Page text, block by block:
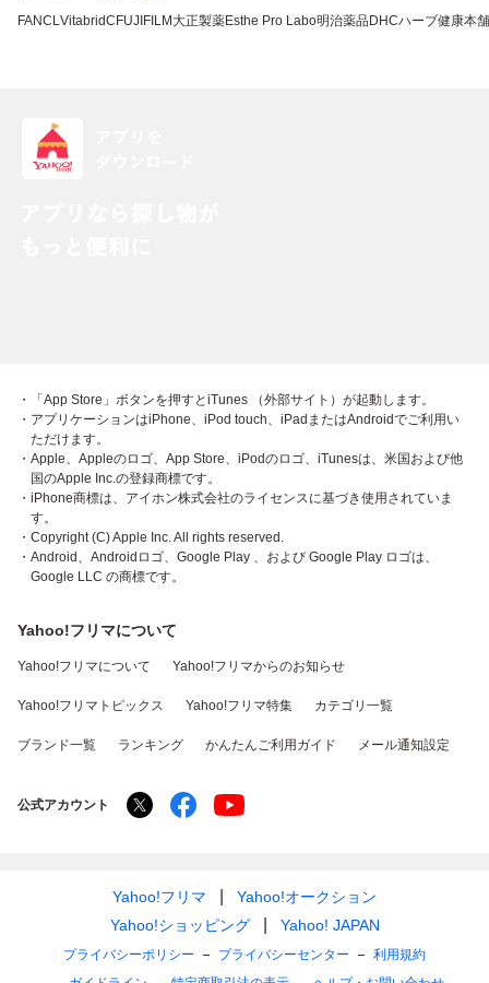
FANCLVitabridC FUJIFILM 大正製薬Esthe Pro Labo明治薬品DHCハーブ健康本舗
・「App Store」ボタンを押すとiTunes （外部サイト）が起動します。
・アプリケーションはiPhone、iPod touch、iPadまたはAndroidでご利用い
ただけます。
・Apple、Appleのロゴ、App Store、iPodのロゴ、iTunesは、米国および他
国のApple Inc.の登録商標です。
・iPhone商標は、アイホン株式会社のライセンスに基づき使用されていま
す。
・Copyright (C) Apple Inc. All rights reserved.
・Android、Androidロゴ、Google Play 、および Google Play ロゴは、
Google LLC の商標です。
Yahoo!フリマについて
Yahoo!フリマについて Yahoo!フリマからのお知らせ
Yahoo!フリマトピックス Yahoo!フリマ特集 カテゴリ一覧
ブランド一覧 ランキング かんたんご利用ガイド メール通知設定
公式アカウント
Yahoo!フリマ
Yahoo!オークション
Yahoo!ショッピング
Yahoo! JAPAN
プライバシーポリシー プライバシーセンター
利用規約